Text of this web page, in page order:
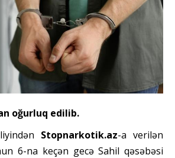
oğurluq edilib.
Stopnarkotik.az-a verilən
6-na keçən gecə Sahil qəsəbəsi